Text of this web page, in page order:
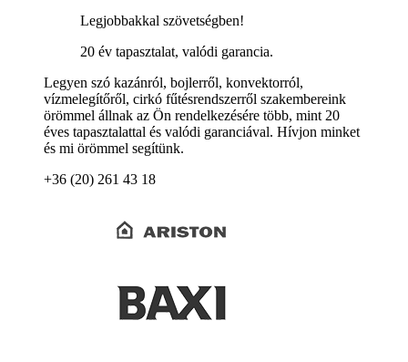
Legjobbakkal szövetségben!
20 év tapasztalat, valódi garancia.
Legyen szó kazánról, bojlerről, konvektorról,
vízmelegítőről, cirkó fűtésrendszerről szakembereink
örömmel állnak az Ön rendelkezésére több, mint 20
éves tapasztalattal és valódi garanciával. Hívjon minket
és mi örömmel segítünk.
+36 (20) 261 43 18